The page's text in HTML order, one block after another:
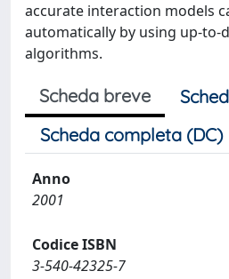
accurate interaction models
automatically by using up-to-
algorithms.
Scheda breve
Scheda completa (DC)
Anno
2001
Codice ISBN
3-540-42325-7